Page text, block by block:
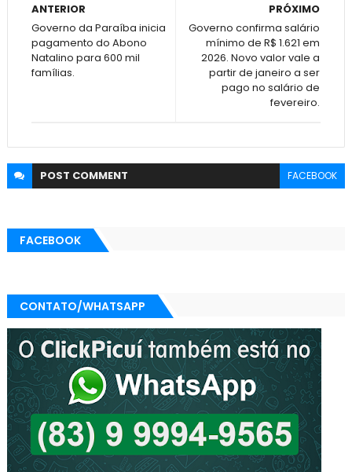
PRÓXIMO
Governo confirma salário
mínimo de R$ 1.621 em
2026. Novo valor vale a
partir de janeiro a ser
pago no salário de
fevereiro.
ANTERIOR
Governo da Paraíba inicia
pagamento do Abono
Natalino para 600 mil
famílias.
POST COMMENT FACEBOOK
FACEBOOK
CONTATO/WHATSAPP